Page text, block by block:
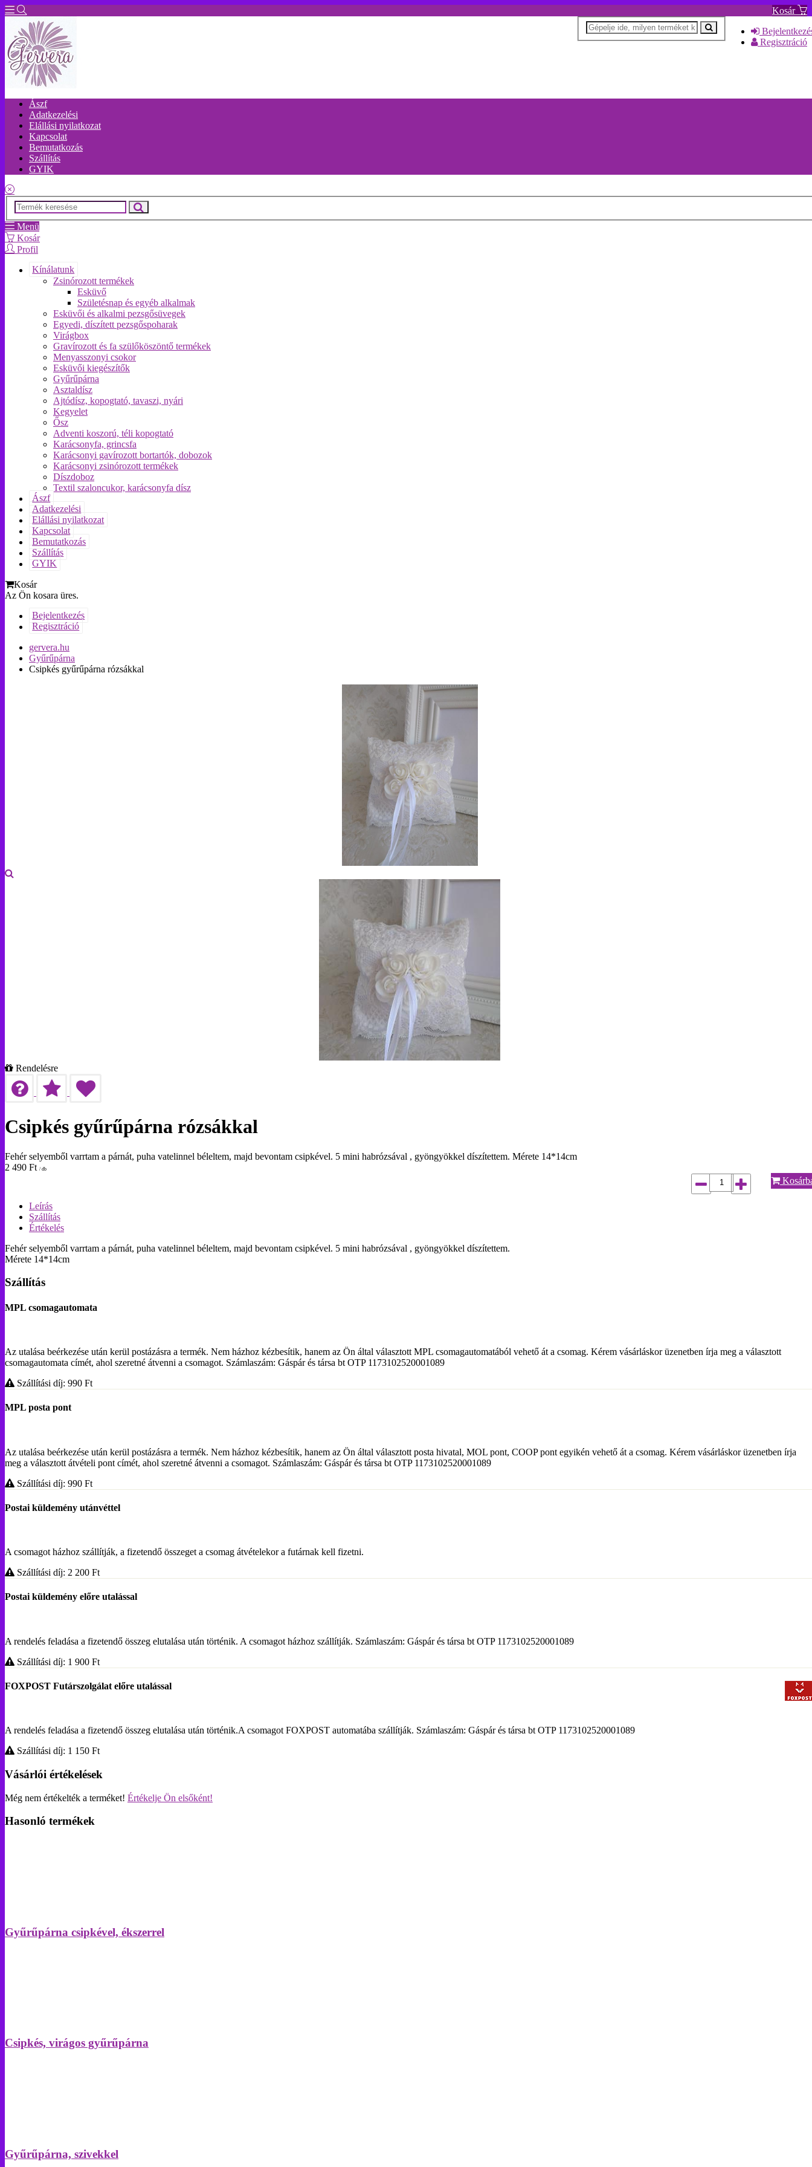
Kosár
Regisztráció
Ászf
Adatkezelési
Elállási nyilatkozat
Kapcsolat
Bemutatkozás
Szállítás
GYIK
Menü
Kosár
Profil
Kínálatunk
Zsinórozott termékek
Esküvő
Születésnap és egyéb alkalmak
Esküvői és alkalmi pezsgősüvegek
Egyedi, díszített pezsgőspoharak
Virágbox
Gravírozott és fa szülőköszöntő termékek
Menyasszonyi csokor
Esküvői kiegészítők
Gyűrűpárna
Asztaldísz
Ajtódísz, kopogtató, tavaszi, nyári
Kegyelet
Ősz
Adventi koszorú, téli kopogtató
Karácsonyfa, grincsfa
Karácsonyi gavírozott bortartók, dobozok
Karácsonyi zsinórozott termékek
Díszdoboz
Textil szaloncukor, karácsonyfa dísz
Ászf
Adatkezelési
Elállási nyilatkozat
Kapcsolat
Bemutatkozás
Szállítás
GYIK
Kosár
Az Ön kosara üres.
Bejelentkezés
Regisztráció
gervera.hu
Gyűrűpárna
Csipkés gyűrűpárna rózsákkal
Rendelésre
Csipkés gyűrűpárna rózsákkal
Fehér selyemből varrtam a párnát, puha vatelinnel béleltem, majd bevontam csipkével. 5 mini habrózsával , gyöngyökkel díszítettem. Mérete 14*14cm
2 490 Ft / db
Leírás
Szállítás
Értékelés
Fehér selyemből varrtam a párnát, puha vatelinnel béleltem, majd bevontam csipkével. 5 mini habrózsával , gyöngyökkel díszítettem.
Mérete 14*14cm
Szállítás
MPL csomagautomata
Az utalása beérkezése után kerül postázásra a termék. Nem házhoz kézbesítik, hanem az Ön által választott MPL csomagautomatából vehető át a csomag. Kérem vásárláskor üzenetben írja meg a választott
csomagautomata címét, ahol szeretné átvenni a csomagot. Számlaszám: Gáspár és társa bt OTP 1173102520001089
Szállítási díj: 990 Ft
MPL posta pont
Az utalása beérkezése után kerül postázásra a termék. Nem házhoz kézbesítik, hanem az Ön által választott posta hivatal, MOL pont, COOP pont egyikén vehető át a csomag. Kérem vásárláskor üzenetben írja
meg a választott átvételi pont címét, ahol szeretné átvenni a csomagot. Számlaszám: Gáspár és társa bt OTP 1173102520001089
Szállítási díj: 990 Ft
Postai küldemény utánvéttel
A csomagot házhoz szállítják, a fizetendő összeget a csomag átvételekor a futárnak kell fizetni.
Szállítási díj: 2 200 Ft
Postai küldemény előre utalással
A rendelés feladása a fizetendő összeg elutalása után történik. A csomagot házhoz szállítják. Számlaszám: Gáspár és társa bt OTP 1173102520001089
Szállítási díj: 1 900 Ft
FOXPOST Futárszolgálat előre utalással
A rendelés feladása a fizetendő összeg elutalása után történik.A csomagot FOXPOST automatába szállítják. Számlaszám: Gáspár és társa bt OTP 1173102520001089
Szállítási díj: 1 150 Ft
Vásárlói értékelések
Még nem értékelték a terméket! Értékelje Ön elsőként!
Hasonló termékek
Gyűrűpárna csipkével, ékszerrel
Csipkés, virágos gyűrűpárna
Gyűrűpárna, szivekkel